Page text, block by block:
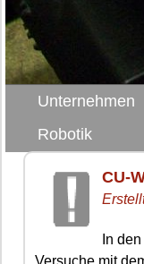
Unternehmen
Robotik
CU-
In
Versuche mit